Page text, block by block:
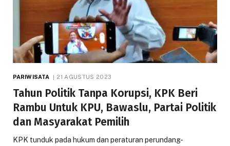
PARIWISATA 21 AGUSTUS 2023
Tahun Politik Tanpa Korupsi, KPK Beri
Rambu Untuk KPU, Bawaslu, Partai Politik
dan Masyarakat Pemilih
KPK tunduk pada hukum dan peraturan perundang-